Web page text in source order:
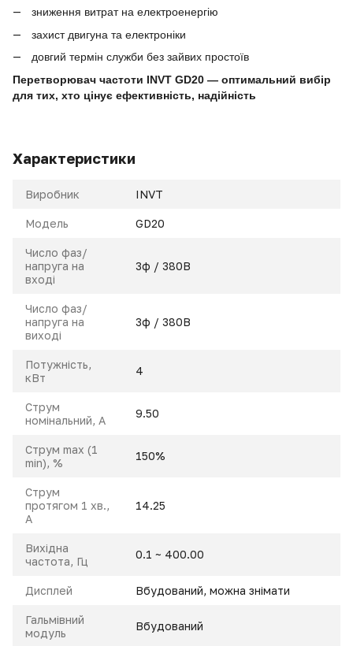
зниження витрат на електроенергію
захист двигуна та електроніки
довгий термін служби без зайвих простоїв
Перетворювач частоти INVT GD20 — оптимальний вибір
для тих, хто цінує ефективність, надійність
Характеристики
Виробник INVT
Модель GD20
Число фаз/
напруга на
вході
3ф / 380В
Число фаз/
напруга на
виході
3ф / 380В
Потужність,
кВт
4
Струм
номінальний, A
9.50
Струм max (1
min), %
150%
Струм
протягом 1 хв.,
А
14.25
Вихідна
частота, Гц
0.1 ~ 400.00
Дисплей Вбудований, можна знімати
Гальмівний
модуль
Вбудований